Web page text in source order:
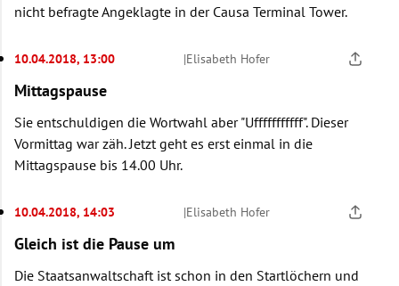
nicht befragte Angeklagte in der Causa Terminal Tower.
10.04.2018, 13:00 |Elisabeth Hofer
Mittagspause
Sie entschuldigen die Wortwahl aber "Ufffffffffff". Dieser
Vormittag war zäh. Jetzt geht es erst einmal in die
Mittagspause bis 14.00 Uhr.
10.04.2018, 14:03 |Elisabeth Hofer
Gleich ist die Pause um
Die Staatsanwaltschaft ist schon in den Startlöchern und